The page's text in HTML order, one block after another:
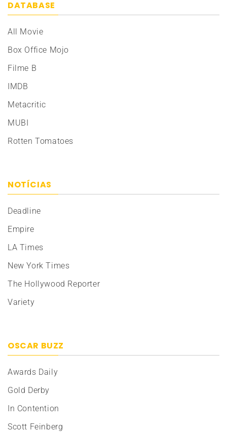
DATABASE
All Movie
Box Office Mojo
Filme B
IMDB
Metacritic
MUBI
Rotten Tomatoes
NOTÍCIAS
Deadline
Empire
LA Times
New York Times
The Hollywood Reporter
Variety
OSCAR BUZZ
Awards Daily
Gold Derby
In Contention
Scott Feinberg